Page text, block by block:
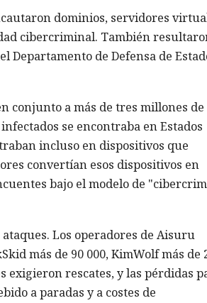
dominios, servidores
cibercriminal. También
Departamento de Defensa de
conjunto a más de tres millones de
se encontraba en Estados
incluso en dispositivos que
convertían esos dispositivos en
bajo el modelo de
Los operadores de Aisuru
más de 90 000, KimWolf más de
exigieron rescates, y las pérdidas
a paradas y a costes de